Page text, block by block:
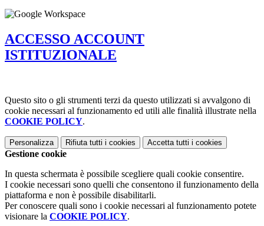
ACCESSO ACCOUNT
ISTITUZIONALE
Questo sito o gli strumenti terzi da questo utilizzati si avvalgono di
cookie necessari al funzionamento ed utili alle finalità illustrate nella
COOKIE POLICY.
Personalizza Rifiuta tutti i cookies Accetta tutti i cookies
Gestione cookie
In questa schermata è possibile scegliere quali cookie consentire.
I cookie necessari sono quelli che consentono il funzionamento della
piattaforma e non è possibile disabilitarli.
Per conoscere quali sono i cookie necessari al funzionamento potete
visionare la COOKIE POLICY.